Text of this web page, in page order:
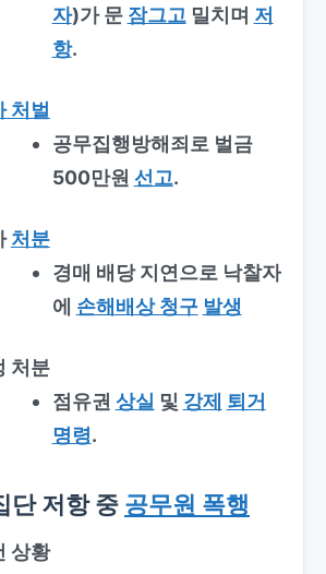
자)가 문 잠그고 밀치며 저
항.
처벌
공무집행방해죄로 벌금
500만원 선고.
처분
경매 배당 지연으로 낙찰자
에 손해배상 청구 발생
처분
점유권 상실 및 강제 퇴거
명령.
단 저항 중 공무원 폭행
상황